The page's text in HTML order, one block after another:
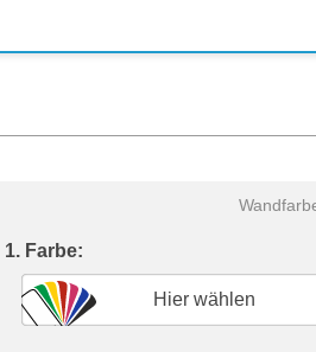
1. Farbe:
Hier wählen